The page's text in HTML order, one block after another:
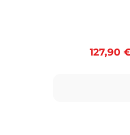
127,90